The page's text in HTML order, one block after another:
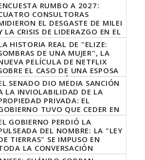
RUMBO A 2027:
CONSULTORAS
EL DESGASTE DE MILEI
LA CRISIS DE LIDERAZGO EN EL
HISTORIA REAL DE "ELIZE:
DE UNA MUJER", LA
PELÍCULA DE NETFLIX
EL CASO DE UNA ESPOSA
DESCUARTIZÓ A SU
SENADO DIO MEDIA SANCIÓN
LA INVIOLABILIDAD DE LA
PRIVADA: EL
TUVO QUE CEDER EN
LEY DEL MANEJO DEL FUEGO
GOBIERNO PERDIÓ LA
DEL NOMBRE: LA "LEY
TIERRAS" SE IMPUSO EN
LA CONVERSACIÓN